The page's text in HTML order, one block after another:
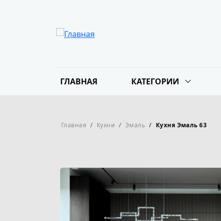
Основная навигация
ГЛАВНАЯ КАТЕГОРИИ
Строка навигации
Главная Кухни Эмаль Кухня Эмаль 63